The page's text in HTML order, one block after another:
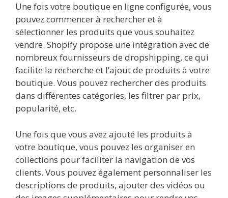
Une fois votre boutique en ligne configurée, vous
pouvez commencer à rechercher et à
sélectionner les produits que vous souhaitez
vendre. Shopify propose une intégration avec de
nombreux fournisseurs de dropshipping, ce qui
facilite la recherche et l’ajout de produits à votre
boutique. Vous pouvez rechercher des produits
dans différentes catégories, les filtrer par prix,
popularité, etc.
Une fois que vous avez ajouté les produits à
votre boutique, vous pouvez les organiser en
collections pour faciliter la navigation de vos
clients. Vous pouvez également personnaliser les
descriptions de produits, ajouter des vidéos ou